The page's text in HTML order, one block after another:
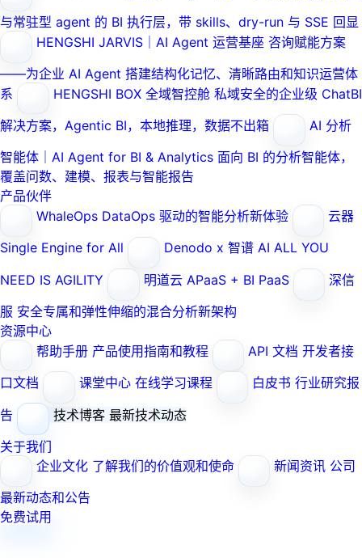
与常驻型 agent 的 BI 执行层，带 skills、dry-run 与 SSE 回显
HENGSHI JARVIS｜AI Agent 运营基座 咨询赋能方案
——为企业 AI Agent 搭建结构化记忆、清晰路由和知识运营体
系
HENGSHI BOX 全域智控舱 私域安全的企业级 ChatBI
解决方案，Agentic BI，本地推理，数据不出箱
AI 分析
智能体｜AI Agent for BI & Analytics 面向 BI 的分析智能体，
覆盖问数、建模、报表与智能报告
产品伙伴
WhaleOps DataOps 驱动的智能分析新体验
云器
Single Engine for All
Denodo x 智谱 AI ALL YOU
NEED IS AGILITY
明道云 APaaS + BI PaaS
深信
服 安全专属和弹性伸缩的混合分析新架构
资源中心
帮助手册 产品使用指南和教程 API 文档 开发者接
口文档
课堂中心 在线学习课程 白皮书 行业研究报
告
技术博客 最新技术动态
关于我们
企业文化 了解我们的价值观和使命 新闻资讯 公司
最新动态和公告
免费试用